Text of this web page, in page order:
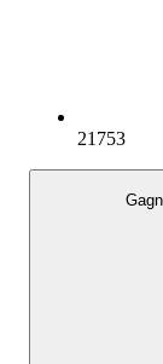
21753